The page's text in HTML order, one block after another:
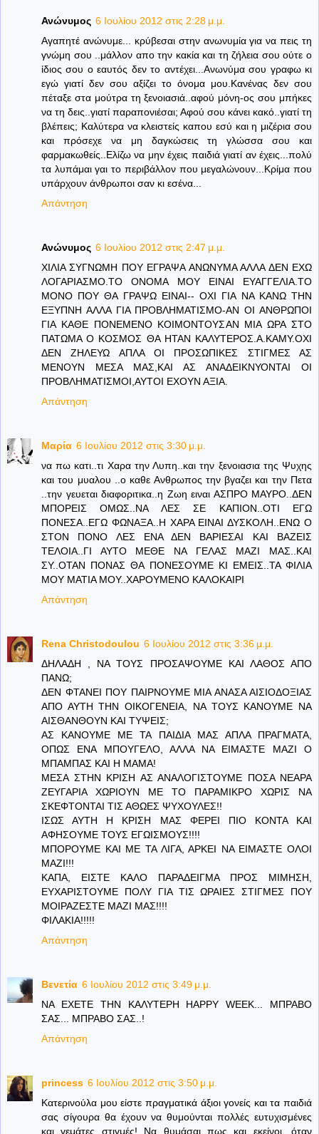
Ανώνυμος 6 Ιουλίου 2012 στις 2:28 μ.μ.
Αγαπητέ ανώνυμε... κρύβεσαι στην ανωνυμία για να πεις τη
γνώμη σου ..μάλλον απο την κακία και τη ζήλεια σου ούτε ο
ίδιος σου ο εαυτός δεν το αντέχει...Ανωνύμα σου γραφω κι
εγώ γιατί δεν σου αξίζει το όνομα μου.Κανένας δεν σου
πέταξε στα μούτρα τη ξενοιασιά..αφού μόνη-ος σου μπήκες
να τη δεις..γιατί παραπονιέσαι; Αφού σου κάνει κακό..γιατί τη
βλέπεις; Καλύτερα να κλειστείς καπου εσύ και η μιζέρια σου
και πρόσεχε να μη δαγκώσεις τη γλώσσα σου και
φαρμακωθείς..Ελίζω να μην έχεις παιδιά γιατί αν έχεις...πολύ
τα λυπάμαι γαι το περιβάλλον που μεγαλώνουν...Κρίμα που
υπάρχουν άνθρωποι σαν κι εσένα...
Απάντηση
Ανώνυμος 6 Ιουλίου 2012 στις 2:47 μ.μ.
ΧΙΛΙΑ ΣΥΓΝΩΜΗ ΠΟΥ ΕΓΡΑΨΑ ΑΝΩΝΥΜΑ ΑΛΛΑ ΔΕΝ ΕΧΩ
ΛΟΓΑΡΙΑΣΜΟ.ΤΟ ΟΝΟΜΑ ΜΟΥ ΕΙΝΑΙ ΕΥΑΓΓΕΛΙΑ.ΤΟ
ΜΟΝΟ ΠΟΥ ΘΑ ΓΡΑΨΩ ΕΙΝΑΙ-- ΟΧΙ ΓΙΑ ΝΑ ΚΑΝΩ ΤΗΝ
ΕΞΥΠΝΗ ΑΛΛΑ ΓΙΑ ΠΡΟΒΛΗΜΑΤΙΣΜΟ-ΑΝ ΟΙ ΑΝΘΡΩΠΟΙ
ΓΙΑ ΚΑΘΕ ΠΟΝΕΜΕΝΟ ΚΟΙΜΟΝΤΟΥΣΑΝ ΜΙΑ ΩΡΑ ΣΤΟ
ΠΑΤΩΜΑ Ο ΚΟΣΜΟΣ ΘΑ ΗΤΑΝ ΚΑΛΥΤΕΡΟΣ.Α.ΚΑΜΥ.ΟΧΙ
ΔΕΝ ΖΗΛΕΥΩ ΑΠΛΑ ΟΙ ΠΡΟΣΩΠΙΚΕΣ ΣΤΙΓΜΕΣ ΑΣ
ΜΕΝΟΥΝ ΜΕΣΑ ΜΑΣ,ΚΑΙ ΑΣ ΑΝΑΔΕΙΚΝΥΟΝΤΑΙ ΟΙ
ΠΡΟΒΛΗΜΑΤΙΣΜΟΙ,ΑΥΤΟΙ ΕΧΟΥΝ ΑΞΙΑ.
Απάντηση
Μαρία 6 Ιουλίου 2012 στις 3:30 μ.μ.
να πω κατι..τι Χαρα την Λυπη..και την ξενοιασια της Ψυχης
και του μυαλου ..ο καθε Ανθρωπος την βγαζει και την Πετα
..την γευεται διαφοριτικα..η Ζωη ειναι ΑΣΠΡΟ ΜΑΥΡΟ..ΔΕΝ
ΜΠΟΡΕΙΣ ΟΜΩΣ..ΝΑ ΛΕΣ ΣΕ ΚΑΠΙΟΝ..ΟΤΙ ΕΓΩ
ΠΟΝΕΣΑ..ΕΓΩ ΦΩΝΑΞΑ..Η ΧΑΡΑ ΕΙΝΑΙ ΔΥΣΚΟΛΗ..ΕΝΩ Ο
ΣΤΟΝ ΠΟΝΟ ΛΕΣ ΕΝΑ ΔΕΝ ΒΑΡΙΕΣΑΙ ΚΑΙ ΒΑΖΕΙΣ
ΤΕΛΟΙΑ..ΓΙ ΑΥΤΟ ΜΕΘΕ ΝΑ ΓΕΛΑΣ ΜΑΖΙ ΜΑΣ..ΚΑΙ
ΣΥ..ΟΤΑΝ ΠΟΝΑΣ ΘΑ ΠΟΝΕΣΟΥΜΕ ΚΙ ΕΜΕΙΣ..ΤΑ ΦΙΛΙΑ
ΜΟΥ ΜΑΤΙΑ ΜΟΥ..ΧΑΡΟΥΜΕΝΟ ΚΑΛΟΚΑΙΡΙ
Απάντηση
Rena Christodoulou 6 Ιουλίου 2012 στις 3:36 μ.μ.
ΔΗΛΑΔΗ , ΝΑ ΤΟΥΣ ΠΡΟΣΑΨΟΥΜΕ ΚΑΙ ΛΑΘΟΣ ΑΠΟ
ΠΑΝΩ;
ΔΕΝ ΦΤΑΝΕΙ ΠΟΥ ΠΑΙΡΝΟΥΜΕ ΜΙΑ ΑΝΑΣΑ ΑΙΣΙΟΔΟΞΙΑΣ
ΑΠΟ ΑΥΤΗ ΤΗΝ ΟΙΚΟΓΕΝΕΙΑ, ΝΑ ΤΟΥΣ ΚΑΝΟΥΜΕ ΝΑ
ΑΙΣΘΑΝΘΟΥΝ ΚΑΙ ΤΥΨΕΙΣ;
ΑΣ ΚΑΝΟΥΜΕ ΜΕ ΤΑ ΠΑΙΔΙΑ ΜΑΣ ΑΠΛΑ ΠΡΑΓΜΑΤΑ,
ΟΠΩΣ ΕΝΑ ΜΠΟΥΓΕΛΟ, ΑΛΛΑ ΝΑ ΕΙΜΑΣΤΕ ΜΑΖΙ Ο
ΜΠΑΜΠΑΣ ΚΑΙ Η ΜΑΜΑ!
ΜΕΣΑ ΣΤΗΝ ΚΡΙΣΗ ΑΣ ΑΝΑΛΟΓΙΣΤΟΥΜΕ ΠΟΣΑ ΝΕΑΡΑ
ΖΕΥΓΑΡΙΑ ΧΩΡΙΟΥΝ ΜΕ ΤΟ ΠΑΡΑΜΙΚΡΟ ΧΩΡΙΣ ΝΑ
ΣΚΕΦΤΟΝΤΑΙ ΤΙΣ ΑΘΩΕΣ ΨΥΧΟΥΛΕΣ!!
ΙΣΩΣ ΑΥΤΗ Η ΚΡΙΣΗ ΜΑΣ ΦΕΡΕΙ ΠΙΟ ΚΟΝΤΑ ΚΑΙ
ΑΦΗΣΟΥΜΕ ΤΟΥΣ ΕΓΩΙΣΜΟΥΣ!!!!
ΜΠΟΡΟΥΜΕ ΚΑΙ ΜΕ ΤΑ ΛΙΓΑ, ΑΡΚΕΙ ΝΑ ΕΙΜΑΣΤΕ ΟΛΟΙ
ΜΑΖΙ!!!
ΚΑΠΑ, ΕΙΣΤΕ ΚΑΛΟ ΠΑΡΑΔΕΙΓΜΑ ΠΡΟΣ ΜΙΜΗΣΗ,
ΕΥΧΑΡΙΣΤΟΥΜΕ ΠΟΛΥ ΓΙΑ ΤΙΣ ΩΡΑΙΕΣ ΣΤΙΓΜΕΣ ΠΟΥ
ΜΟΙΡΑΖΕΣΤΕ ΜΑΖΙ ΜΑΣ!!!!
ΦΙΛΑΚΙΑ!!!!!
Απάντηση
Βενετία 6 Ιουλίου 2012 στις 3:49 μ.μ.
ΝΑ ΕΧΕΤΕ ΤΗΝ ΚΑΛΥΤΕΡΗ HAPPY WEEK... ΜΠΡΑΒΟ
ΣΑΣ... ΜΠΡΑΒΟ ΣΑΣ..!
Απάντηση
princess 6 Ιουλίου 2012 στις 3:50 μ.μ.
Κατερινούλα μου είστε πραγματικά άξιοι γονείς και τα παιδιά
σας σίγουρα θα έχουν να θυμούνται πολλές ευτυχισμένες
και γεμάτες στιγμές! Να θυμάσαι πως και εκείνοι, όταν